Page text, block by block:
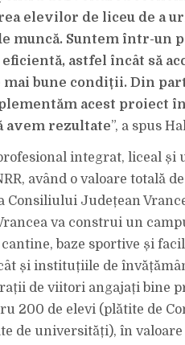
elevilor de liceu de a
muncă. Suntem într-un
astfel încât să
bune condiții. Din
acest proiect
avem rezultate”, a spus
integrat, liceal și
având o valoare totală
Județean
va construi un
baze sportive și
și instituțiile de
de viitori angajați bine
200 de elevi (plătite de
de universități), în